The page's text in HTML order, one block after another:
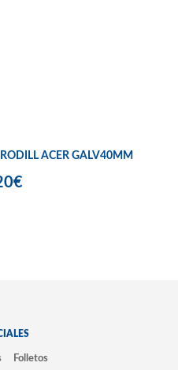
ACER GALV40MM
Folletos